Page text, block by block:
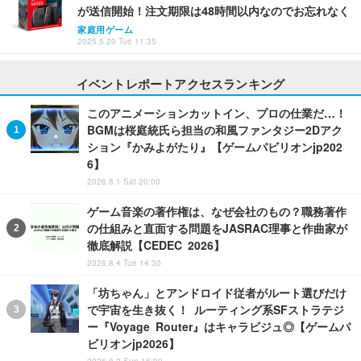
が送信開始！注文期限は48時間以内なのでお忘れなく
家庭用ゲーム
2025.5.20 Tue 11:35
イベントレポートアクセスランキング
このアニメーションカットイン、プロの仕業だ…！
BGMは桜庭統氏ら担当の和風ファンタジー2Dアク
ション『かみよがたり』【ゲームパビリオンjp202
6】
2026.8.1 Sat 20:00
ゲーム音楽の著作権は、なぜ会社のもの？職務著作
の仕組みと直面する問題をJASRAC理事と作曲家が
徹底解説【CEDEC 2026】
2026.8.4 Tue 14:30
「坊ちゃん」とアンドロイド従者がルート選びだけ
で宇宙を生き抜く！ ルーティング系SFストラテジ
ー『Voyage Router』はキャラビジュ◎【ゲームパ
ビリオンjp2026】